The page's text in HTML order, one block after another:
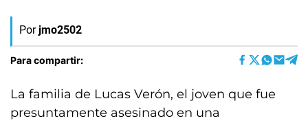
Por jmo2502
Para compartir:
La familia de Lucas Verón, el joven que fue
presuntamente asesinado en una